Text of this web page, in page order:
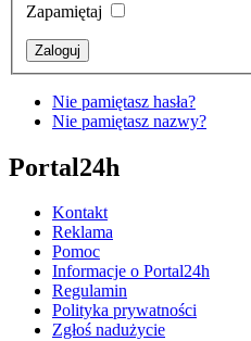
Zapamiętaj
Nie pamiętasz hasła?
Nie pamiętasz nazwy?
Portal24h
Kontakt
Reklama
Pomoc
Informacje o Portal24h
Regulamin
Polityka prywatności
Zgłoś nadużycie